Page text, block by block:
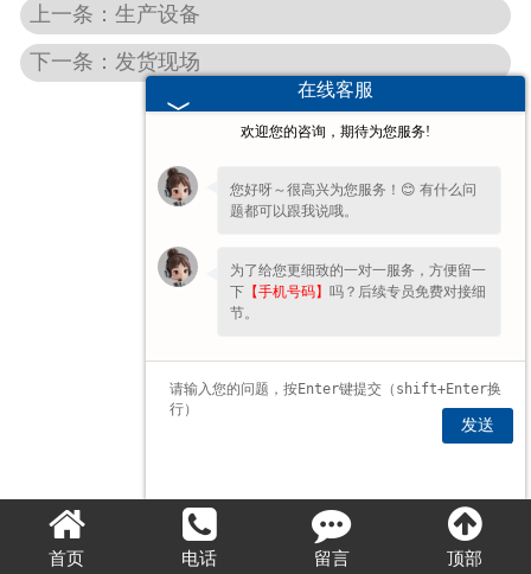
上一条：生产设备
下一条：发货现场
首页 电话 留言 顶部
在线客服
欢迎您的咨询，期待为您服务!
您好呀～很高兴为您服务！😊 有什么问
题都可以跟我说哦。
为了给您更细致的一对一服务，方便留一
下 【手机号码】 吗？后续专员免费对接细
节。
发送